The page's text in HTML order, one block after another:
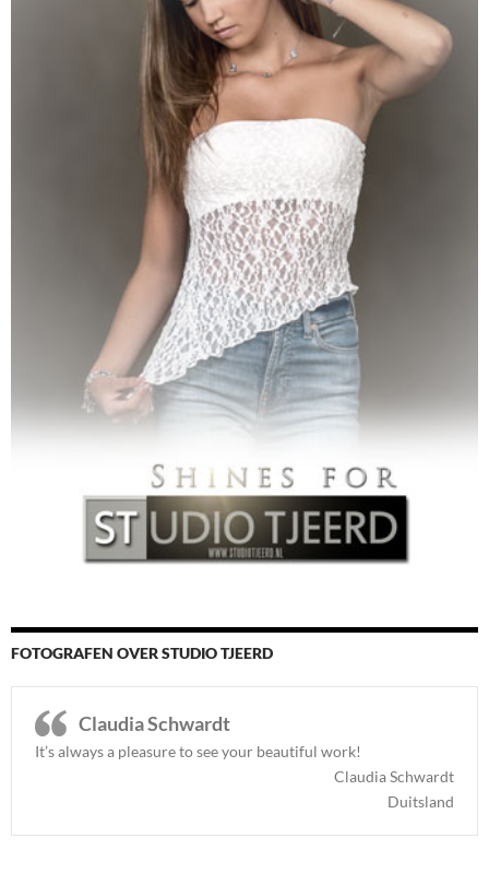
FOTOGRAFEN OVER STUDIO TJEERD
Claudia Schwardt
It’s always a pleasure to see your beautiful work!
Claudia Schwardt
Duitsland